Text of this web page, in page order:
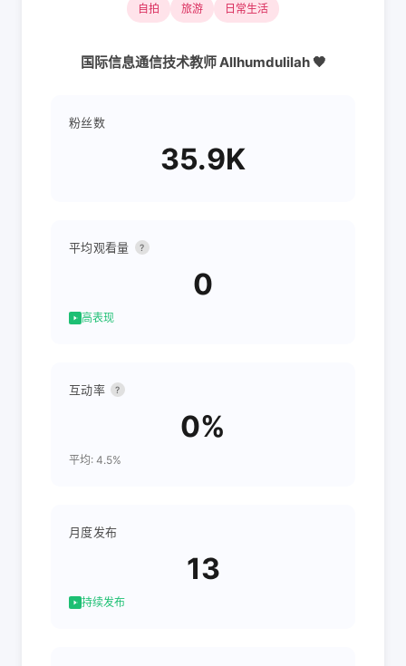
自拍 旅游 日常生活
国际信息通信技术教师 Allhumdulilah 🖤
粉丝数
35.9K
平均观看量 ?
0
高表现
互动率 ?
0%
平均: 4.5%
月度发布
13
持续发布